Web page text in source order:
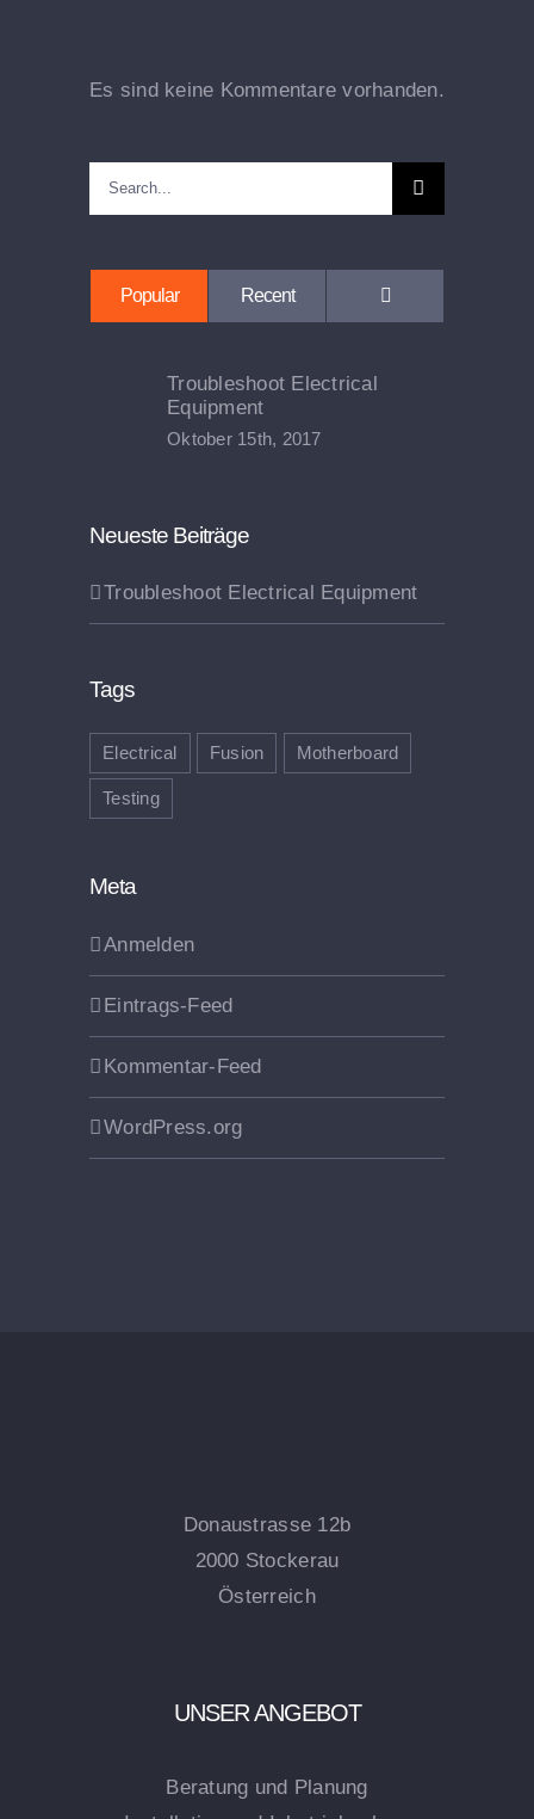
Es sind keine Kommentare vorhanden.
Search
for:
Popular Recent Comments
Troubleshoot Electrical
Equipment
Oktober 15th, 2017
Neueste Beiträge
Troubleshoot Electrical Equipment
Tags
Electrical Fusion Motherboard
Testing
Meta
Anmelden
Eintrags-Feed
Kommentar-Feed
WordPress.org
Donaustrasse 12b
2000 Stockerau
Österreich
UNSER ANGEBOT
Beratung und Planung